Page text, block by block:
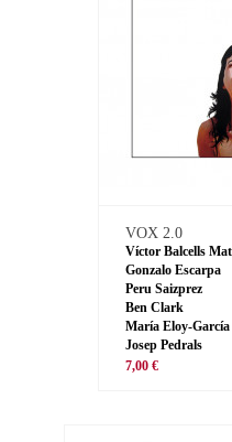
VOX 2.0
Víctor Balcells
Gonzalo Escarpa
Peru Saizprez
Ben Clark
María Eloy-García
Josep Pedrals
7,00 €